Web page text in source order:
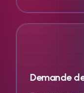
Demande